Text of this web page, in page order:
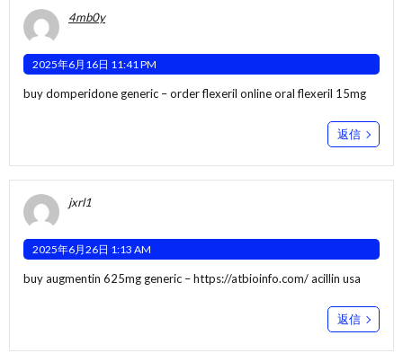
4mb0y
2025年6月16日 11:41 PM
buy domperidone generic –order flexeril onlineoral flexeril 15mg
返信
jxrl1
2025年6月26日 1:13 AM
buy augmentin 625mg generic –https://atbioinfo.com/acillin usa
返信